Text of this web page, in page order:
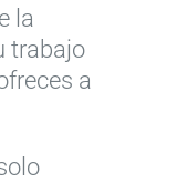
la
trabajo
a